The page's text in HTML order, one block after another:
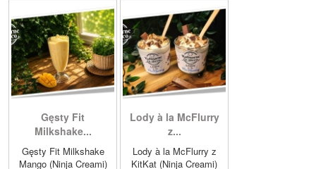
Gęsty Fit
Milkshake...
Gęsty Fit Milkshake
Mango (Ninja Creami)
Lody à la McFlurry
z...
Lody à la McFlurry z
KitKat (Ninja Creami)